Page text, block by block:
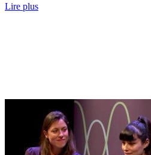
Lire plus